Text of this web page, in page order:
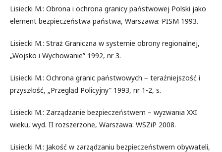
Lisiecki M.: Obrona i ochrona granicy państwowej Polski jako
element bezpieczeństwa państwa, Warszawa: PISM 1993.
Lisiecki M.: Straż Graniczna w systemie obrony regionalnej,
„Wojsko i Wychowanie” 1992, nr 3.
Lisiecki M.: Ochrona granic państwowych − teraźniejszość i
przyszłość, „Przegląd Policyjny” 1993, nr 1-2, s.
Lisiecki M.: Zarządzanie bezpieczeństwem – wyzwania XXI
wieku, wyd. II rozszerzone, Warszawa: WSZiP 2008.
Lisiecki M.: Jakość w zarządzaniu bezpieczeństwem obywateli,